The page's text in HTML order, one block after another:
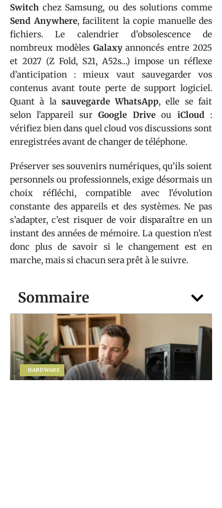
Sommaire
HARDWARE
Switch chez Samsung, ou des solutions comme
Send Anywhere, facilitent la copie manuelle des
fichiers. Le calendrier d’obsolescence de
nombreux modèles Galaxyannoncés entre 2025
et 2027 (Z Fold, S21, A52s…) impose un réflexe
d’anticipation : mieux vaut sauvegarder vos
contenus avant toute perte de support logiciel.
Quant à la sauvegarde WhatsApp, elle se fait
selon l’appareil surGoogle Driveou iCloud :
vérifiez bien dans quel cloud vos discussions sont
enregistrées avant de changer de téléphone.
Préserver ses souvenirs numériques, qu’ils soient
personnels ou professionnels, exige désormais un
choix réfléchi, compatible avec l’évolution
constante des appareils et des systèmes. Ne pas
s’adapter, c’est risquer de voir disparaître en un
instant des années de mémoire. La question n’est
donc plus de savoir si le changement est en
marche, mais si chacun sera prêt à le suivre.